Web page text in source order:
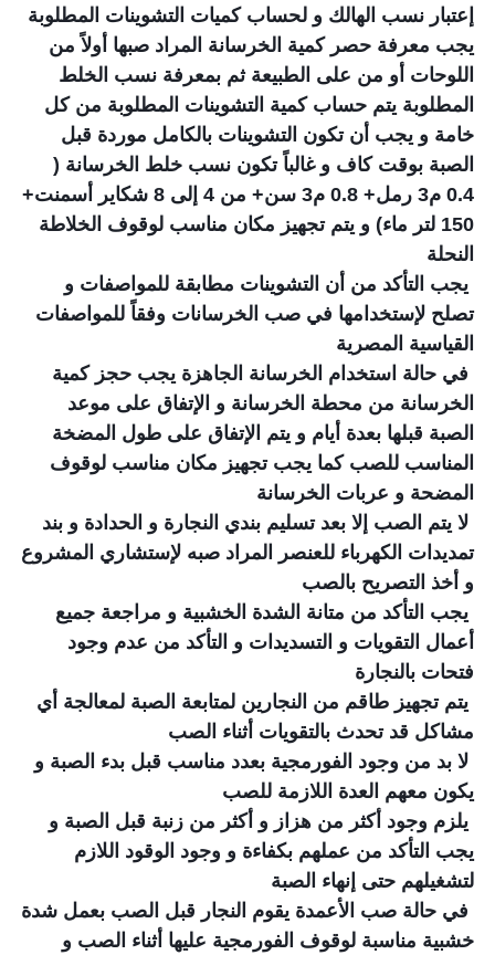
إعتبار نسب الهالك و لحساب كميات التشوينات المطلوبة
يجب معرفة حصر كمية الخرسانة المراد صبها أولاً من
اللوحات أو من على الطبيعة ثم بمعرفة نسب الخلط
المطلوبة يتم حساب كمية التشوينات المطلوبة من كل
خامة و يجب أن تكون التشوينات بالكامل موردة قبل
الصبة بوقت كاف و غالباً تكون نسب خلط الخرسانة (
0.4 م3 رمل+ 0.8 م3 سن+ من 4 إلى 8 شكاير أسمنت+
150 لتر ماء) و يتم تجهيز مكان مناسب لوقوف الخلاطة
النحلة
يجب التأكد من أن التشوينات مطابقة للمواصفات و
تصلح لإستخدامها في صب الخرسانات وفقاً للمواصفات
القياسية المصرية
في حالة استخدام الخرسانة الجاهزة يجب حجز كمية
الخرسانة من محطة الخرسانة و الإتفاق على موعد
الصبة قبلها بعدة أيام و يتم الإتفاق على طول المضخة
المناسب للصب كما يجب تجهيز مكان مناسب لوقوف
المضحة و عربات الخرسانة
لا يتم الصب إلا بعد تسليم بندي النجارة و الحدادة و بند
تمديدات الكهرباء للعنصر المراد صبه لإستشاري المشروع
و أخذ التصريح بالصب
يجب التأكد من متانة الشدة الخشبية و مراجعة جميع
أعمال التقويات و التسديدات و التأكد من عدم وجود
فتحات بالنجارة
يتم تجهيز طاقم من النجارين لمتابعة الصبة لمعالجة أي
مشاكل قد تحدث بالتقويات أثناء الصب
لا بد من وجود الفورمجية بعدد مناسب قبل بدء الصبة و
يكون معهم العدة اللازمة للصب
يلزم وجود أكثر من هزاز و أكثر من زنبة قبل الصبة و
يجب التأكد من عملهم بكفاءة و وجود الوقود اللازم
لتشغيلهم حتى إنهاء الصبة
في حالة صب الأعمدة يقوم النجار قبل الصب بعمل شدة
خشبية مناسبة لوقوف الفورمجية عليها أثناء الصب و